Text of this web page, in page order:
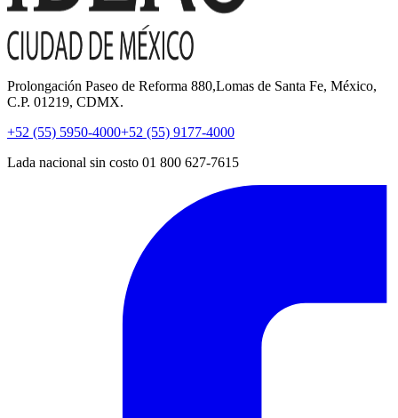
Prolongación Paseo de Reforma 880,Lomas de Santa Fe, México,
C.P. 01219, CDMX.
+52 (55) 5950-4000+52 (55) 9177-4000
Lada nacional sin costo 01 800 627-7615